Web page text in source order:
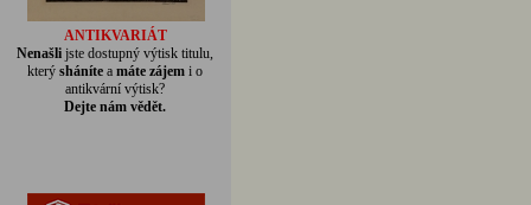
ANTIKVARIÁT
Nenašli jste dostupný výtisk titulu,
kterýsháníte amáte zájem i o
antikvární výtisk?
Dejte nám vědět.